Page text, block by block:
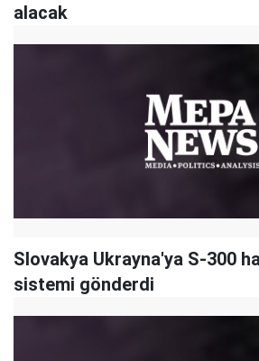
alacak
Slovakya Ukrayna'ya S-300
sistemi gönderdi